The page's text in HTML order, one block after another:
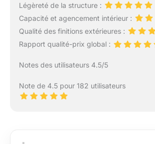
Légèreté de la structure :
Capacité et agencement intérieur :
Qualité des finitions extérieures :
Rapport qualité-prix global :
Notes des utilisateurs 4.5/5
Note de 4.5 pour 182 utilisateurs